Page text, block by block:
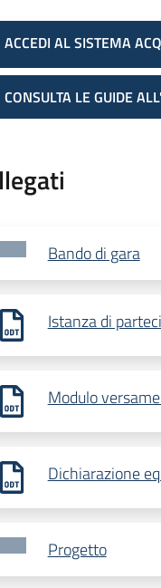
ACCEDI AL SISTEMA
CONSULTA LE GUIDE
Bando di gara
Istanza di
Modulo
Dichiarazione
Progetto